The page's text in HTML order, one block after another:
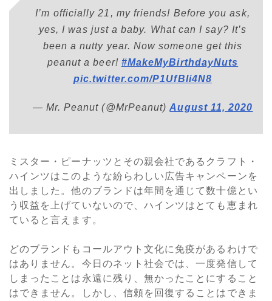
I’m officially 21, my friends! Before you ask,
yes, I was just a baby. What can I say? It’s
been a nutty year. Now someone get this
peanut a beer! #MakeMyBirthdayNuts
pic.twitter.com/P1UfBIi4N8
— Mr. Peanut (@MrPeanut)August 11, 2020
ミスター・ピーナッツとその親会社であるクラフト・
ハインツはこのような紛らわしい広告キャンペーンを
出しました。他のブランドは年間を通じて数十億とい
う収益を上げていないので、ハインツはとても恵まれ
ていると言えます。
どのブランドもコールアウト文化に免疫があるわけで
はありません。今日のネット社会では、一度発信して
しまったことは永遠に残り、無かったことにすること
はできません。しかし、信頼を回復することはできま